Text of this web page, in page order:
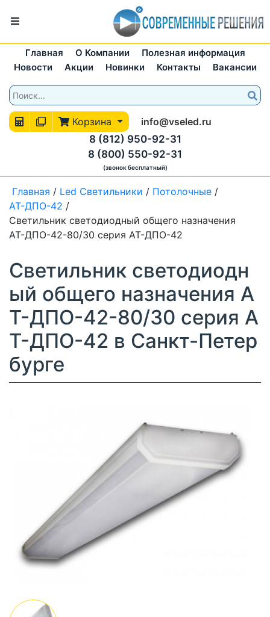
Главная О Компании
Полезная информация
Новости
Акции Новинки Контакты Вакансии
Корзина
info@vseled.ru
8 (812) 950-92-31
8 (800) 550-92-31
(звонок бесплатный)
Главная / Led Светильники / Потолочные /
АТ-ДПО-42 /
Светильник светодиодный общего назначения
АТ-ДПО-42-80/30 серия АТ-ДПО-42
Светильник светодиодн
ый общего назначения А
Т-ДПО-42-80/30 серия А
Т-ДПО-42 в Санкт-Петер
бурге